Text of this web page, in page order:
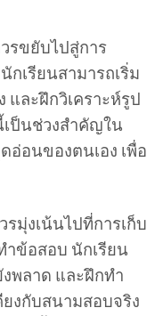
รขยับไปสู่การ
เรียนสามารถเริ่ม
และฝึกวิเคราะห์รูป
ป็นช่วงสำคัญใน
อ่อนของตนเอง เพื่อ
มุ่งเน้นไปที่การเก็บ
ำข้อสอบ นักเรียน
พลาด และฝึกทำ
งกับสนามสอบจริง